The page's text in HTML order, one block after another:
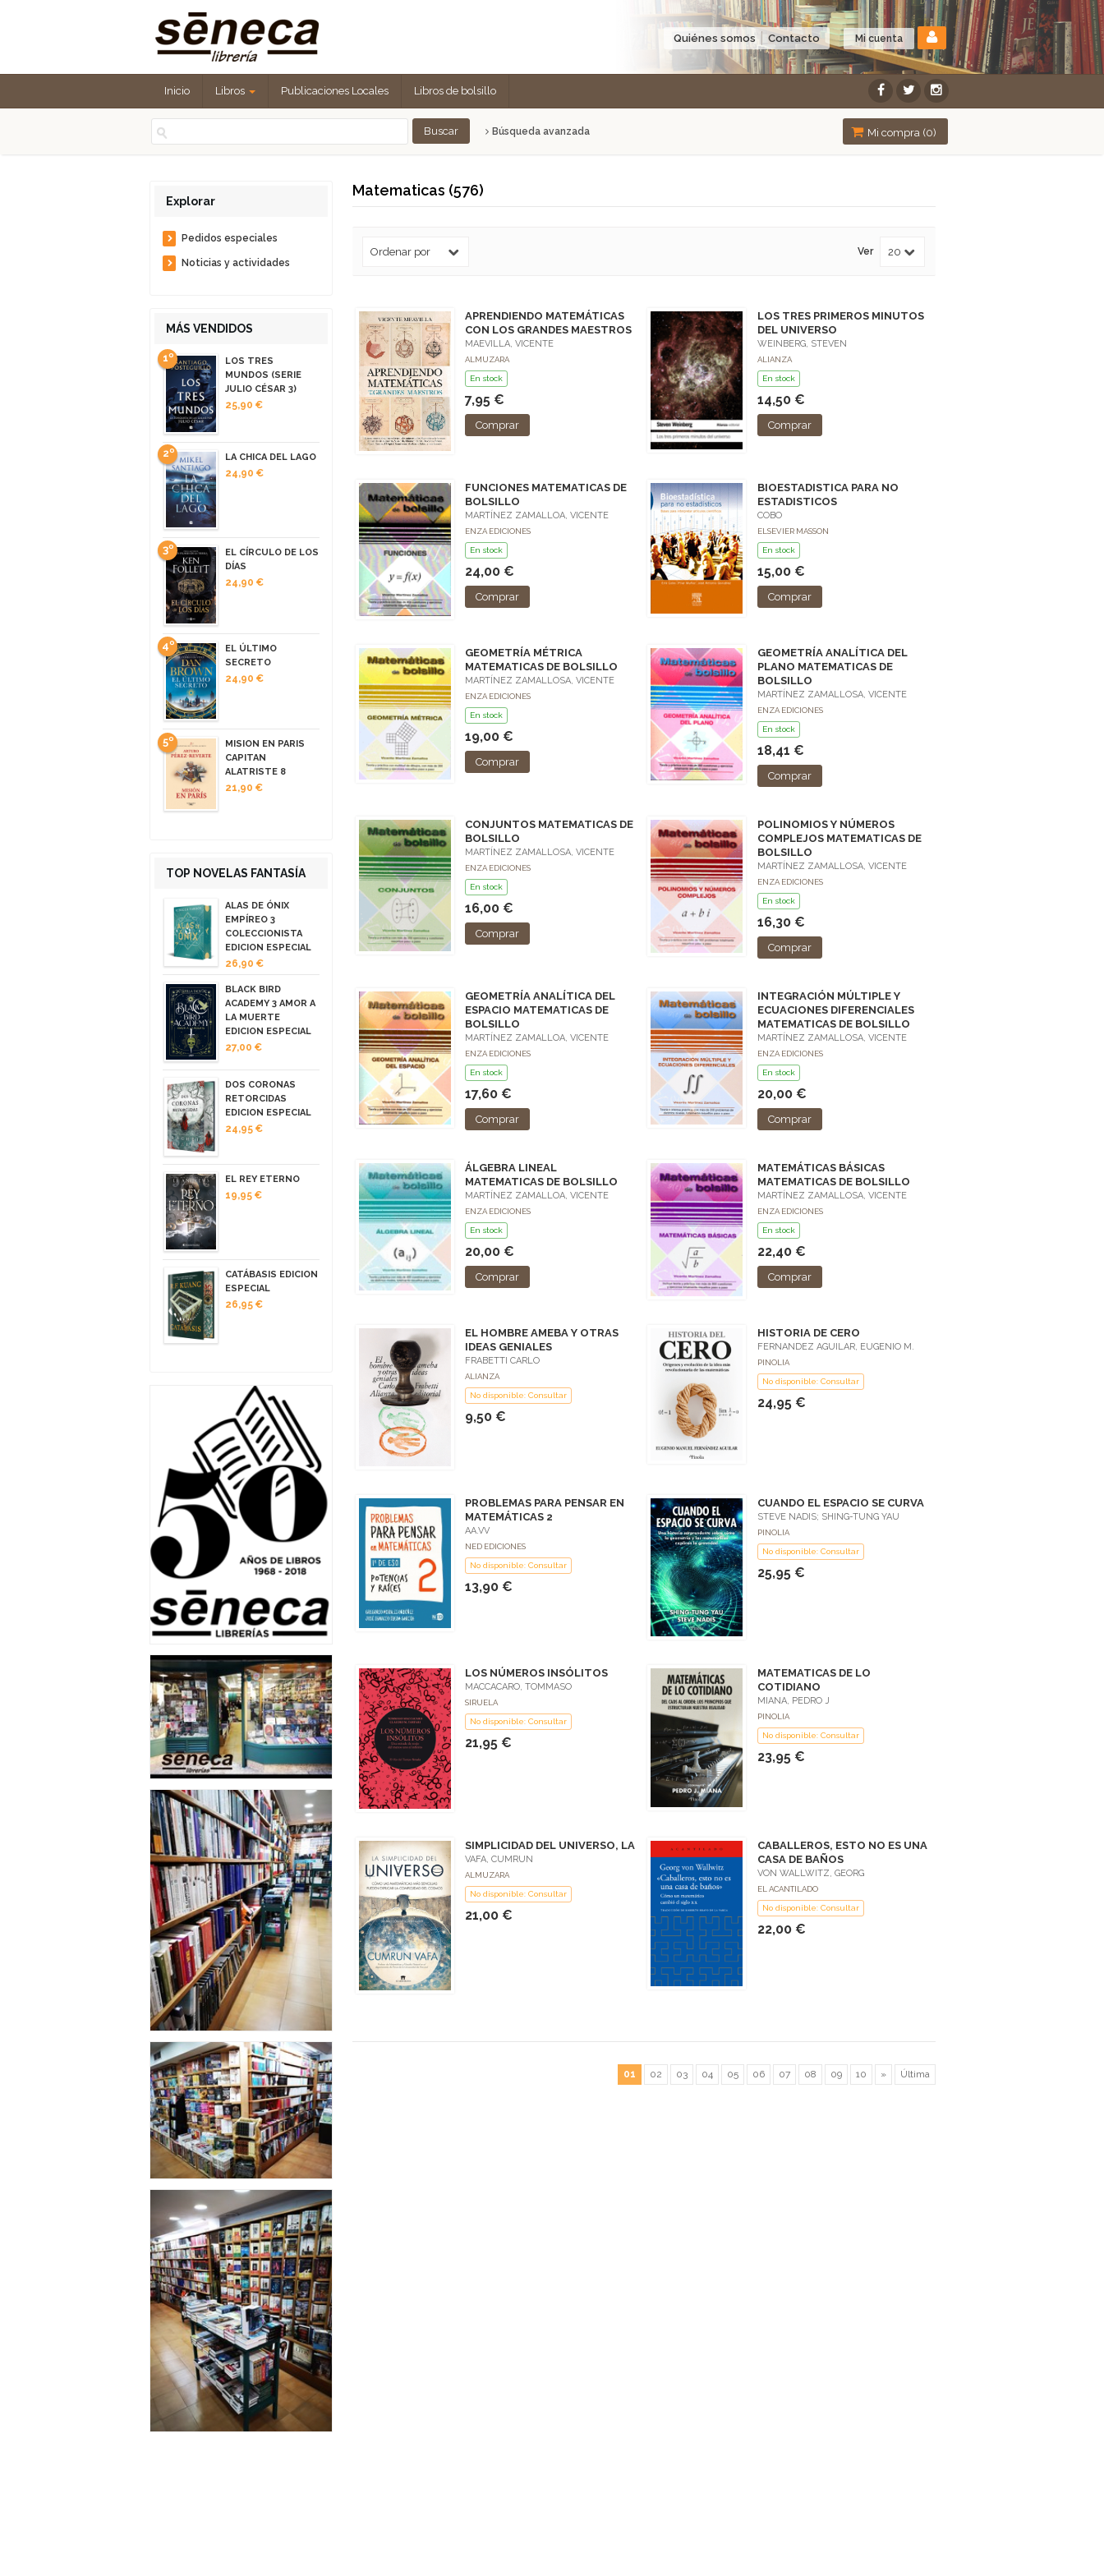
Mi cuenta
Quiénes somos Contacto
Inicio Libros Publicaciones Locales Libros de bolsillo
Búsqueda avanzada Mi compra (0)
Matematicas (576)
Ver
APRENDIENDO MATEMÁTICAS
CON LOS GRANDES MAESTROS
MAEVILLA, VICENTE
ALMUZARA
En stock
7,95 €
Comprar
LOS TRES PRIMEROS MINUTOS
DEL UNIVERSO
WEINBERG, STEVEN
ALIANZA
En stock
14,50 €
Comprar
FUNCIONES MATEMATICAS DE
BOLSILLO
MARTÍNEZ ZAMALLOA, VICENTE
ENZA EDICIONES
En stock
24,00 €
Comprar
BIOESTADISTICA PARA NO
ESTADISTICOS
COBO
ELSEVIER MASSON
En stock
15,00 €
Comprar
GEOMETRÍA MÉTRICA
MATEMATICAS DE BOLSILLO
MARTÍNEZ ZAMALLOSA, VICENTE
ENZA EDICIONES
En stock
19,00 €
Comprar
GEOMETRÍA ANALÍTICA DEL
PLANO MATEMATICAS DE
BOLSILLO
MARTÍNEZ ZAMALLOSA, VICENTE
ENZA EDICIONES
En stock
18,41 €
Comprar
CONJUNTOS MATEMATICAS DE
BOLSILLO
MARTÍNEZ ZAMALLOSA, VICENTE
ENZA EDICIONES
En stock
16,00 €
Comprar
POLINOMIOS Y NÚMEROS
COMPLEJOS MATEMATICAS DE
BOLSILLO
MARTÍNEZ ZAMALLOSA, VICENTE
ENZA EDICIONES
En stock
16,30 €
Comprar
GEOMETRÍA ANALÍTICA DEL
ESPACIO MATEMATICAS DE
BOLSILLO
MARTÍNEZ ZAMALLOA, VICENTE
ENZA EDICIONES
En stock
17,60 €
Comprar
INTEGRACIÓN MÚLTIPLE Y
ECUACIONES DIFERENCIALES
MATEMATICAS DE BOLSILLO
MARTÍNEZ ZAMALLOSA, VICENTE
ENZA EDICIONES
En stock
20,00 €
Comprar
ÁLGEBRA LINEAL
MATEMATICAS DE BOLSILLO
MARTÍNEZ ZAMALLOA, VICENTE
ENZA EDICIONES
En stock
20,00 €
Comprar
MATEMÁTICAS BÁSICAS
MATEMATICAS DE BOLSILLO
MARTÍNEZ ZAMALLOSA, VICENTE
ENZA EDICIONES
En stock
22,40 €
Comprar
EL HOMBRE AMEBA Y OTRAS
IDEAS GENIALES
FRABETTI CARLO
ALIANZA
No disponible: Consultar
9,50 €
HISTORIA DE CERO
FERNANDEZ AGUILAR, EUGENIO M.
PINOLIA
No disponible: Consultar
24,95 €
PROBLEMAS PARA PENSAR EN
MATEMÁTICAS 2
AA.VV
NED EDICIONES
No disponible: Consultar
13,90 €
CUANDO EL ESPACIO SE CURVA
STEVE NADIS; SHING-TUNG YAU
PINOLIA
No disponible: Consultar
25,95 €
LOS NÚMEROS INSÓLITOS
MACCACARO, TOMMASO
SIRUELA
No disponible: Consultar
21,95 €
MATEMATICAS DE LO
COTIDIANO
MIANA, PEDRO J
PINOLIA
No disponible: Consultar
23,95 €
SIMPLICIDAD DEL UNIVERSO, LA
VAFA, CUMRUN
ALMUZARA
No disponible: Consultar
21,00 €
CABALLEROS, ESTO NO ES UNA
CASA DE BAÑOS
VON WALLWITZ, GEORG
EL ACANTILADO
No disponible: Consultar
22,00 €
01 02 03 04 05 06 07 08 09 10 » Última
Explorar
Pedidos especiales
Noticias y actividades
MÁS VENDIDOS
LOS TRES
MUNDOS (SERIE
JULIO CÉSAR 3)
25,90 €
1º
LA CHICA DEL LAGO
24,90 €
2º
EL CÍRCULO DE LOS
DÍAS
24,90 €
3º
EL ÚLTIMO
SECRETO
24,90 €
4º
MISION EN PARIS
CAPITAN
ALATRISTE 8
21,90 €
5º
TOP NOVELAS FANTASÍA
ALAS DE ÓNIX
EMPÍREO 3
COLECCIONISTA
EDICION ESPECIAL
26,90 €
BLACK BIRD
ACADEMY 3 AMOR A
LA MUERTE
EDICION ESPECIAL
27,00 €
DOS CORONAS
RETORCIDAS
EDICION ESPECIAL
24,95 €
EL REY ETERNO
19,95 €
CATÁBASIS EDICION
ESPECIAL
26,95 €